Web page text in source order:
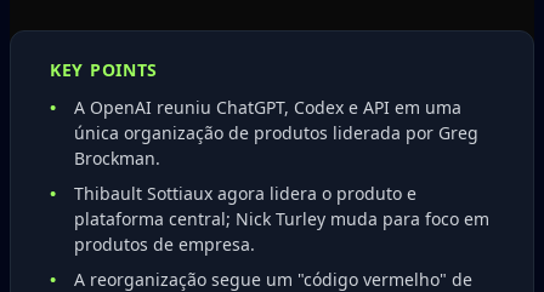
KEY POINTS
A OpenAI reuniu ChatGPT, Codex e API em uma
única organização de produtos liderada por Greg
Brockman.
Thibault Sottiaux agora lidera o produto e
plataforma central; Nick Turley muda para foco em
produtos de empresa.
A reorganização segue um "código vermelho" de